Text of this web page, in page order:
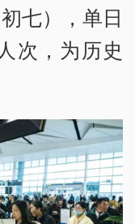
七），单日
次，为历史